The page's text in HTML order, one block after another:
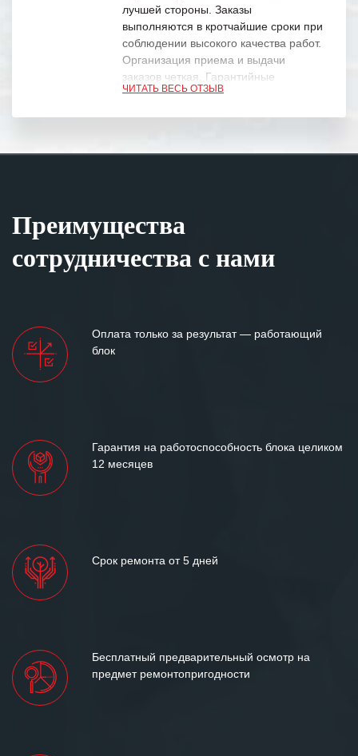
лучшей стороны. Заказы
выполняются в кротчайшие сроки при
соблюдении высокого качества работ.
Организация приема и выдачи
заказов четкая. Гарантийные
обязательства выполняются в
Особенно хочется отметить высокую
клиентоориентированность
персонала Вашей компании,
между нашими компаниями открытые
ЧИТАТЬ ВЕСЬ ОТЗЫВ
Преимущества
сотрудничества с нами
Оплата только за результат — работающий
блок
Гарантия на работоспособность блока целиком
12 месяцев
Срок ремонта от 5 дней
Бесплатный предварительный осмотр на
предмет ремонтопригодности